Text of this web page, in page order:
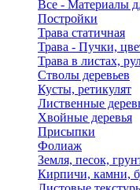
Все - Материалы
Постройки
Трава статичная
Трава - Пучки,
Трава в листах,
Стволы деревьев
Кусты, ретикулят
Лиственные
Хвойные деревья
Присыпки
Фолиаж
Земля, песок,
Кирпичи, камни,